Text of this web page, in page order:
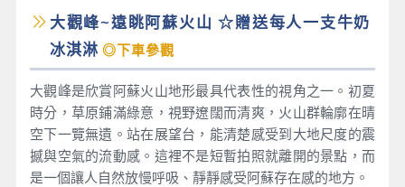
大觀峰~遠眺阿蘇火山 ☆贈送每人一支牛奶
冰淇淋 ◎下車參觀
大觀峰是欣賞阿蘇火山地形最具代表性的視角之一。初夏
時分，草原鋪滿綠意，視野遼闊而清爽，火山群輪廓在晴
空下一覽無遺。站在展望台，能清楚感受到大地尺度的震
撼與空氣的流動感。這裡不是短暫拍照就離開的景點，而
是一個讓人自然放慢呼吸、靜靜感受阿蘇存在感的地方。